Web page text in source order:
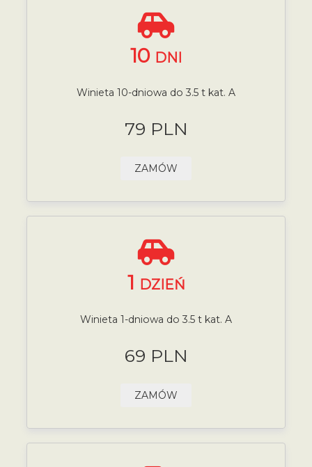
10 DNI
Winieta 10-dniowa do 3.5 t kat. A
79 PLN
ZAMÓW
1 DZIEŃ
Winieta 1-dniowa do 3.5 t kat. A
69 PLN
ZAMÓW